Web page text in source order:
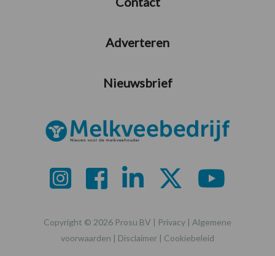
Adverteren
Nieuwsbrief
Copyright © 2026 Prosu BV | Privacy | Algemene
voorwaarden | Disclaimer | Cookiebeleid